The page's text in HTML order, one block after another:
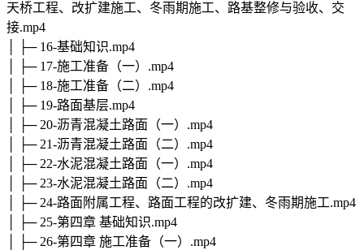
天桥工程、改扩建施工、冬雨期施工、路基整修与验收、交
接.mp4
│ ├─ 16-基础知识.mp4
│ ├─ 17-施工准备（一）.mp4
│ ├─ 18-施工准备（二）.mp4
│ ├─ 19-路面基层.mp4
│ ├─ 20-沥青混凝土路面（一）.mp4
│ ├─ 21-沥青混凝土路面（二）.mp4
│ ├─ 22-水泥混凝土路面（一）.mp4
│ ├─ 23-水泥混凝土路面（二）.mp4
│ ├─ 24-路面附属工程、路面工程的改扩建、冬雨期施工.mp4
│ ├─ 25-第四章 基础知识.mp4
│ ├─ 26-第四章 施工准备（一）.mp4